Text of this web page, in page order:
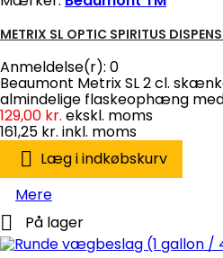
METRIX SL OPTIC SPIRITUS
Anmeldelse(r): 0
Beaumont Metrix SL 2 cl.
almindelige flaskeophæng
129,00 kr. ekskl. moms
161,25 kr. inkl. moms
 Læg i indkøbskurv
Mere
 På lager